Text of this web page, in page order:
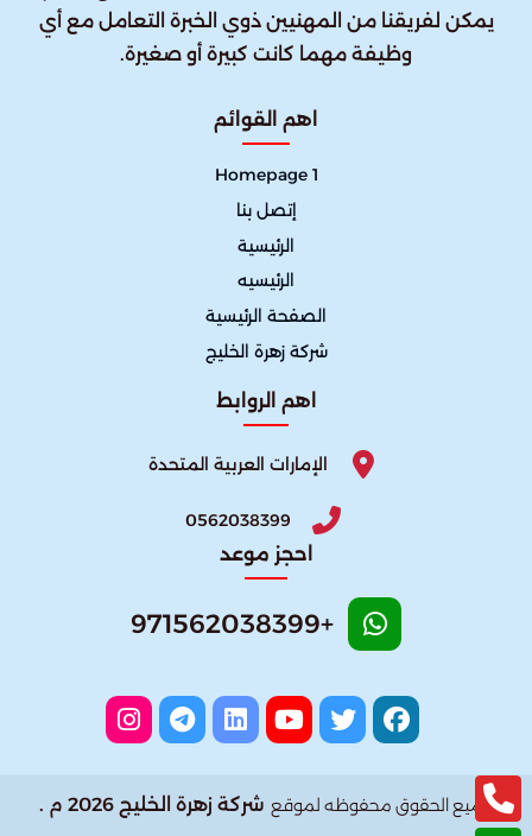
يمكن لفريقنا من المهنيين ذوي الخبرة التعامل مع أي
وظيفة مهما كانت كبيرة أو صغيرة.
اهم القوائم
Homepage 1
إتصل بنا
الرئيسية
الرئيسيه
الصفحة الرئيسية
شركة زهرة الخليج
اهم الروابط
الإمارات العربية المتحدة
0562038399
احجز موعد
+971562038399
جميع الحقوق محفوظه لموقع شركة زهرة الخليج 2026 م .